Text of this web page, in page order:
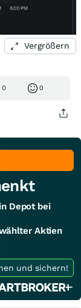
Vergrößern
0 0
Depot bei
Aktien
und sichern!